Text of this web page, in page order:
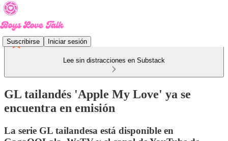
Suscribirse Iniciar sesión
Lee sin distracciones en Substack
GL tailandés 'Apple My Love' ya se
encuentra en emisión
La serie GL tailandesa está disponible en